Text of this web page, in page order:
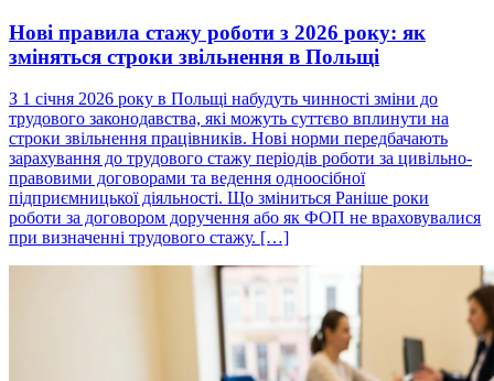
Нові правила стажу роботи з 2026 року: як
зміняться строки звільнення в Польщі
З 1 січня 2026 року в Польщі набудуть чинності зміни до
трудового законодавства, які можуть суттєво вплинути на
строки звільнення працівників. Нові норми передбачають
зарахування до трудового стажу періодів роботи за цивільно-
правовими договорами та ведення одноосібної
підприємницької діяльності. Що зміниться Раніше роки
роботи за договором доручення або як ФОП не враховувалися
при визначенні трудового стажу. […]